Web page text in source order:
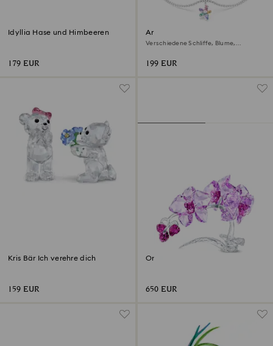
Idyllia Hase und Himbeeren
179 EUR
Ariana Grande x Swarovski
Halsband
Verschiedene Schliffe, Blume,
199 EUR
Kris Bär Ich verehre dich
159 EUR
Orchidee
650 EUR